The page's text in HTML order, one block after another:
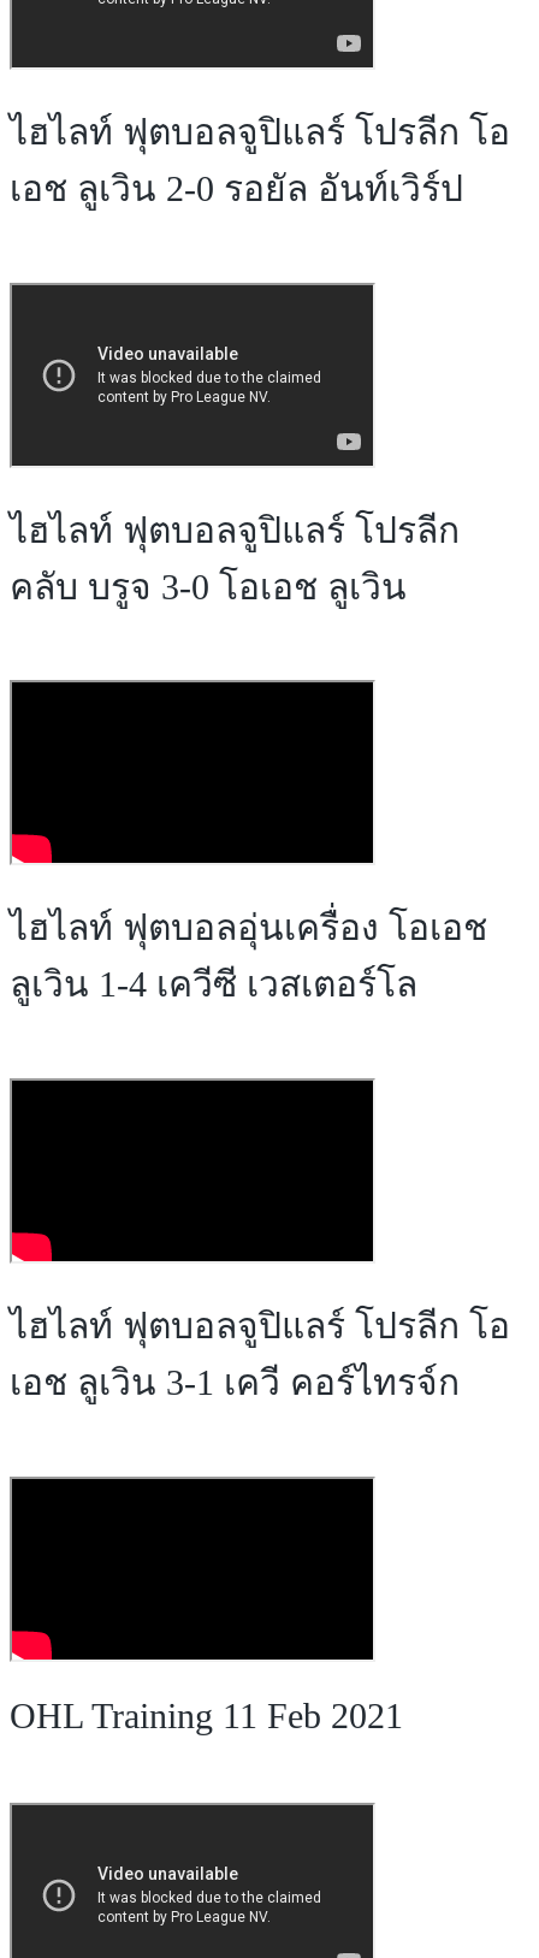
ไฮไลท์ ฟุตบอลจูปิแลร์ โปรลีก โอ
เอช ลูเวิน 2-0 รอยัล อันท์เวิร์ป
ไฮไลท์ ฟุตบอลจูปิแลร์ โปรลีก
คลับ บรูจ 3-0 โอเอช ลูเวิน
ไฮไลท์ ฟุตบอลอุ่นเครื่อง โอเอช
ลูเวิน 1-4 เควีซี เวสเตอร์โล
ไฮไลท์ ฟุตบอลจูปิแลร์ โปรลีก โอ
เอช ลูเวิน 3-1 เควี คอร์ไทรจ์ก
OHL Training 11 Feb 2021